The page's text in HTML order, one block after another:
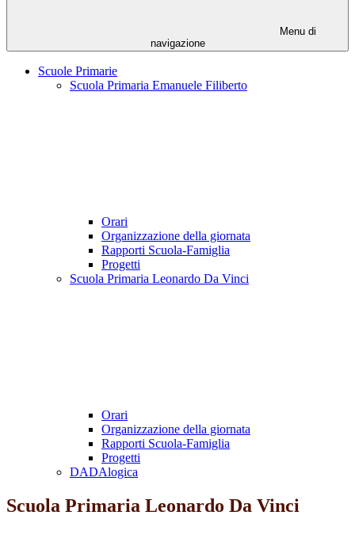
Menu di
navigazione
Scuole Primarie
Scuola Primaria Emanuele Filiberto
Orari
Organizzazione della giornata
Rapporti Scuola-Famiglia
Progetti
Scuola Primaria Leonardo Da Vinci
Orari
Organizzazione della giornata
Rapporti Scuola-Famiglia
Progetti
DADAlogica
Scuola Primaria Leonardo Da Vinci